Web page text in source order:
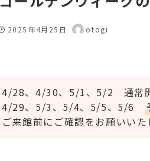
2025年4月25日 otogi
4/28、4/30、5/1、5/2 通常
4/29、5/3、5/4、5/5、5/6
ご来館前にご確認をお願いいた